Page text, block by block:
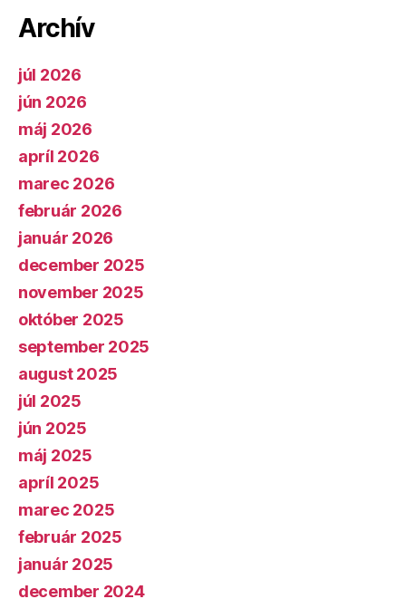
Archív
júl 2026
jún 2026
máj 2026
apríl 2026
marec 2026
február 2026
január 2026
december 2025
november 2025
október 2025
september 2025
august 2025
júl 2025
jún 2025
máj 2025
apríl 2025
marec 2025
február 2025
január 2025
december 2024